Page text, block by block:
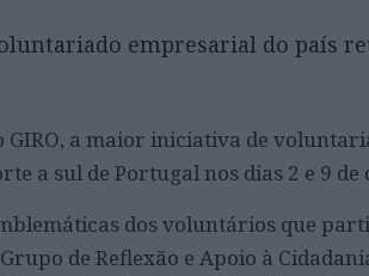
empresarial do país
GIRO, a maior iniciativa de
a sul de Portugal nos dias 2 e 9
dos voluntários que
de Reflexão e Apoio à